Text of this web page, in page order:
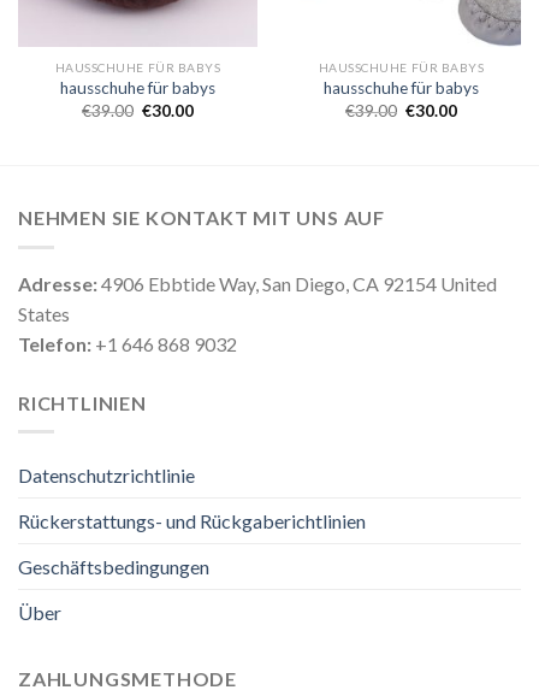
HAUSSCHUHE FÜR BABYS
hausschuhe für babys
€39.00 €30.00
HAUSSCHUHE FÜR BABYS
hausschuhe für babys
€39.00 €30.00
NEHMEN SIE KONTAKT MIT UNS AUF
Adresse:4906 Ebbtide Way, San Diego, CA 92154 United
States
Telefon: +1 646 868 9032
RICHTLINIEN
Datenschutzrichtlinie
Rückerstattungs- und Rückgaberichtlinien
Geschäftsbedingungen
Über
ZAHLUNGSMETHODE